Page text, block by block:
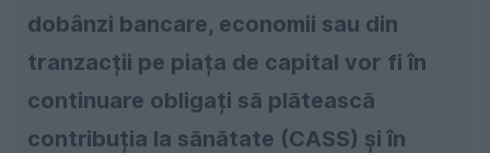
dobânzi bancare, economii sau din
tranzacții pe piața de capital vor fi în
continuare obligați să plătească
contribuția la sănătate (CASS) și în